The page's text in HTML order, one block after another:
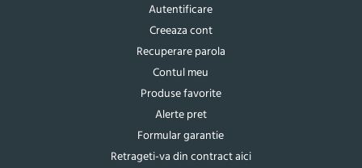
Autentificare
Creeaza cont
Recuperare parola
Contul meu
Produse favorite
Alerte pret
Formular garantie
Retrageti-va din contract aici